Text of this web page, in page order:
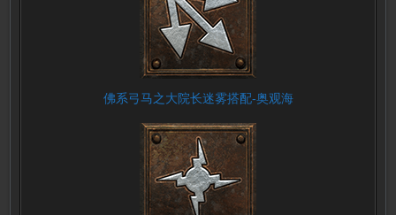
佛系弓马之大院长迷雾搭配-奥观海